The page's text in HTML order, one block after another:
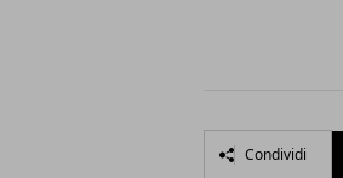
Condividi